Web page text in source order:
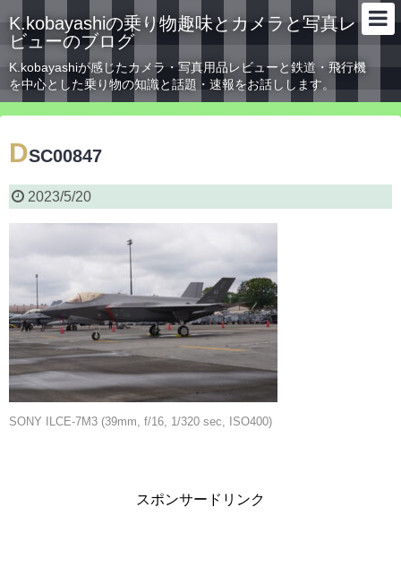
K.kobayashiの乗り物趣味とカメラと写真レ
ビューのブログ
K.kobayashiが感じたカメラ・写真用品レビューと鉄道・飛行機
を中心とした乗り物の知識と話題・速報をお話しします。
DSC00847
2023/5/20
SONY ILCE-7M3 (39mm, f/16, 1/320 sec, ISO400)
スポンサードリンク